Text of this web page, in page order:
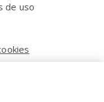
de uso